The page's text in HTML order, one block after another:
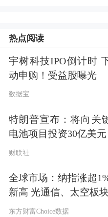
同时，当日弘业股
司从参股公司弘业
货已向中国证监会
A股股票的申请资
证监会行政许可
请资料已获证监
股子公司持有其
公开信息显示，
年，注册资本
热点阅读
宇树科技IPO倒计时
动申购！受益股曝光
数据宝
特朗普宣布：将向关
电池项目投资30亿美元
财联社
全球市场：纳指涨超
新高 光通信、太空板
东方财富Choice数据